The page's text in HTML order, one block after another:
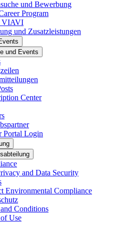
und Bewerbung
Program
VIAVI
und Zusatzleistungen
und Events
Center
Portal Login
and Data Security
Environmental Compliance
Conditions
Use